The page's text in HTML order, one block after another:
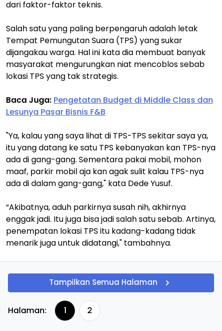
dari faktor-faktor teknis.
Salah satu yang paling berpengaruh adalah letak
Tempat Pemungutan Suara (TPS) yang sukar
dijangakau warga. Hal ini kata dia membuat banyak
masyarakat mengurungkan niat mencoblos sebab
lokasi TPS yang tak strategis.
Baca Juga: Pengetatan Budget di Middle Class dan
Lesunya Pasar Bisnis F&B
"Ya, kalau yang saya lihat di TPS-TPS sekitar saya ya,
itu yang datang ke satu TPS kebanyakan kan TPS-nya
ada di gang-gang. Sementara pakai mobil, mohon
maaf, parkir mobil aja kan agak sulit kalau TPS-nya
ada di dalam gang-gang," kata Dede Yusuf.
“Akibatnya, aduh parkirnya susah nih, akhirnya
enggak jadi. Itu juga bisa jadi salah satu sebab. Artinya,
penempatan lokasi TPS itu kadang-kadang tidak
menarik juga untuk didatangi," tambahnya.
Tampilkan Semua Halaman
Halaman: 1 2